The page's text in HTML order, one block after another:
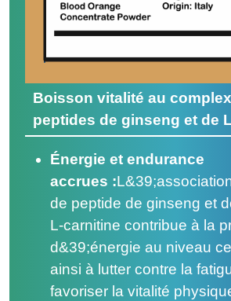
Boisson vitalité au
peptides de ginseng et de
Énergie et endurance
accrues :
de peptide de ginseng et
L-carnitine contribue à la
d&39;énergie au niveau
ainsi à lutter contre la
favoriser la vitalité